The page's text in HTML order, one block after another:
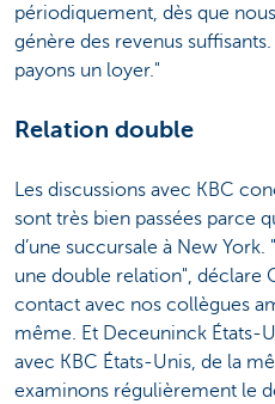
périodiquement, dès que
génère des revenus
payons un loyer."
Relation double
Les discussions avec KBC
sont très bien passées parce
d’une succursale à New
une double relation", déclare
contact avec nos collègues
même. Et Deceuninck États-
avec KBC États-Unis, de la
examinons régulièrement le